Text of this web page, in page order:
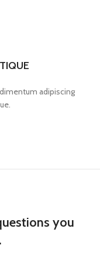
adipiscing
you